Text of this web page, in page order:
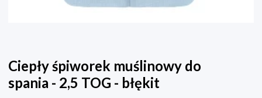
Ciepły śpiworek muślinowy do
spania - 2,5 TOG - błękit